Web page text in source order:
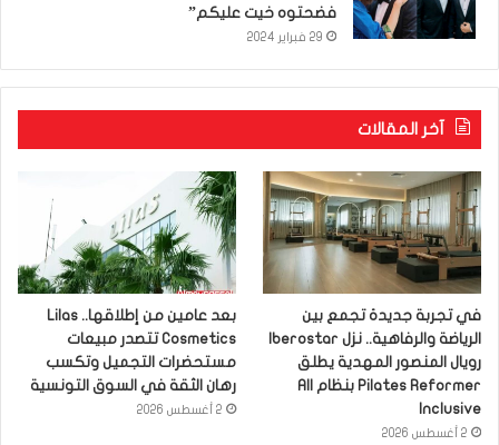
فضحتوه خيت عليكم”
29 فبراير 2024
آخر المقالات
في تجربة جديدة تجمع بين
رويال المنصور المهدية يطلق
Pilates Reformer بنظام All
Inclusive
2 أغسطس 2026
بعد عامين من إطلاقها.. Lilas
Cosmetics تتصدر مبيعات
مستحضرات التجميل وتكسب
رهان الثقة في السوق التونسية
2 أغسطس 2026